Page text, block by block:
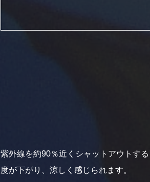
紫外線を約90％近くシャットアウトす
度が下がり、涼しく感じられます。